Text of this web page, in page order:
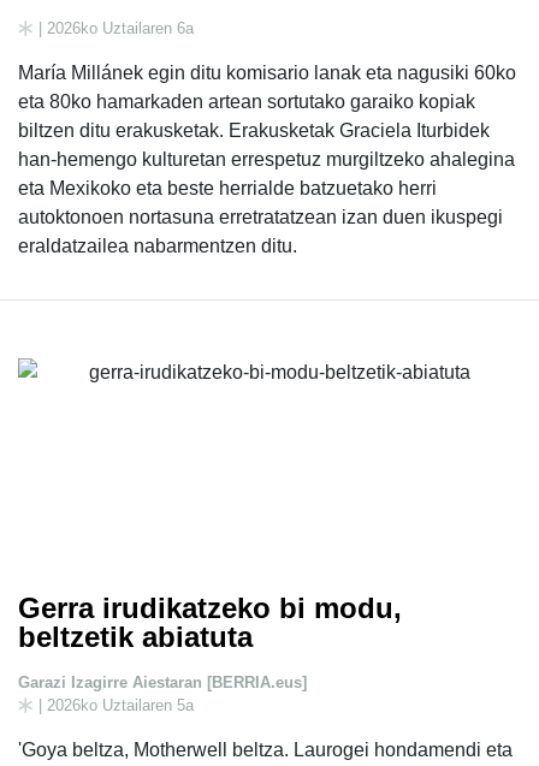
| 2026ko Uztailaren 6a
María Millánek egin ditu komisario lanak eta nagusiki 60ko
eta 80ko hamarkaden artean sortutako garaiko kopiak
biltzen ditu erakusketak. Erakusketak Graciela Iturbidek
han-hemengo kulturetan errespetuz murgiltzeko ahalegina
eta Mexikoko eta beste herrialde batzuetako herri
autoktonoen nortasuna erretratatzean izan duen ikuspegi
eraldatzailea nabarmentzen ditu.
Gerra irudikatzeko bi modu,
beltzetik abiatuta
Garazi Izagirre Aiestaran [BERRIA.eus]
| 2026ko Uztailaren 5a
'Goya beltza, Motherwell beltza. Laurogei hondamendi eta